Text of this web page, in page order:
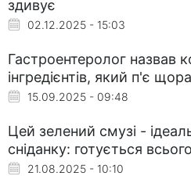
здивує
02.12.2025 - 15:03
Гастроентеролог назвав
інгредієнтів, який п'є
15.09.2025 - 09:48
Цей зелений смузі -
сніданку: готується
21.08.2025 - 10:10